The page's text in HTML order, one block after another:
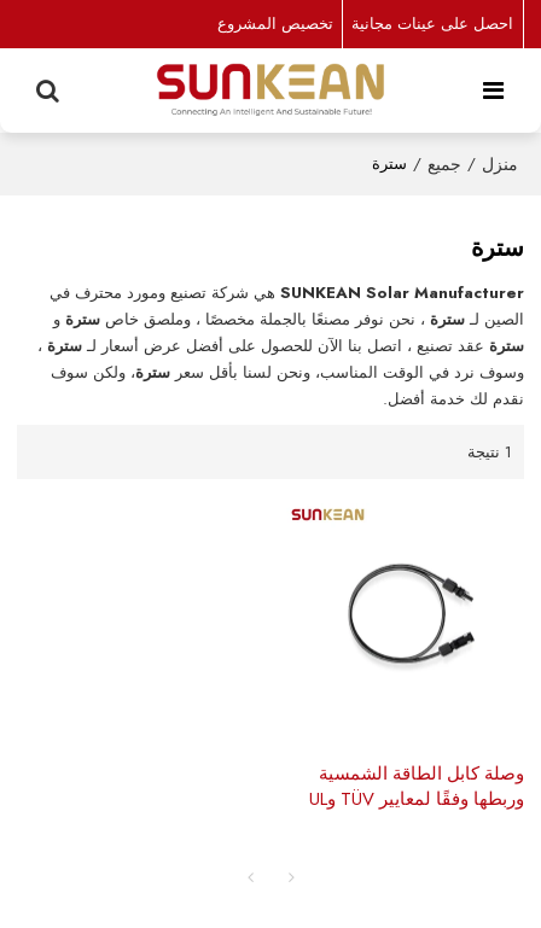
احصل على عينات مجانية تخصيص المشروع
منزل / جميع / سترة
سترة
SUNKEAN Solar Manufacturer هي شركة تصنيع ومورد محترف في
الصين لـسترة ، نحن نوفر مصنعًا بالجملة مخصصًا ، وملصق خاصسترة و
سترة عقد تصنيع ، اتصل بنا الآن للحصول على أفضل عرض أسعار لـسترة ،
وسوف نرد في الوقت المناسب، ونحن لسنا بأقل سعرسترة، ولكن سوف
نقدم لك خدمة أفضل.
1 نتيجة
وصلة كابل الطاقة الشمسية
وربطها وفقًا لمعايير TÜV وUL